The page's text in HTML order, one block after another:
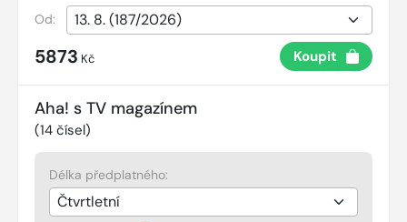
Od:
5873 Kč Koupit
Aha! s TV magazínem
(14 čísel)
Délka předplatného: